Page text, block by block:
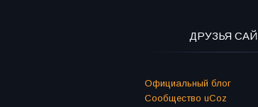
ДРУЗЬЯ
Официальный блог
Сообщество uCoz